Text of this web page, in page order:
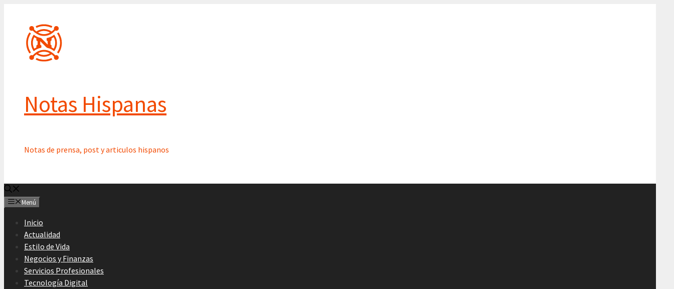
contenido
Notas Hispanas
Notas de prensa, post y articulos hispanos
Menú
Inicio
Actualidad
Estilo de Vida
Negocios y Finanzas
Servicios Profesionales
Tecnología Digital